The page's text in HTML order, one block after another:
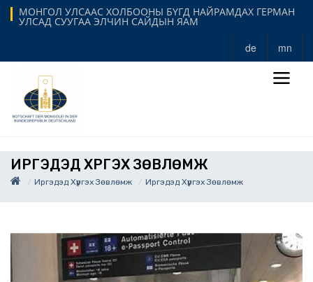
МОНГОЛ УЛСААС ХОЛБООНЫ БҮГД НАЙРАМДАХ ГЕРМАН
УЛСАД СУУГАА ЭЛЧИН САЙДЫН ЯАМ
de mn
ИРГЭДЭД ХҮРГЭХ ЗӨВЛӨМЖ
Иргэдэд Хүргэх Зөвлөмж Иргэдэд Хүргэх Зөвлөмж